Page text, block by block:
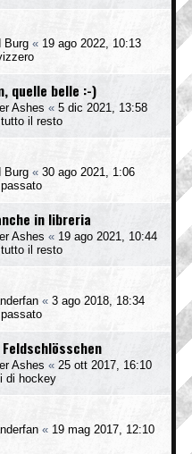
Burg « 19 ago 2022, 10:13
quelle belle :-)
Ashes « 5 dic 2021, 13:58
il resto
Burg « 30 ago 2021, 1:06
in libreria
Ashes « 19 ago 2021, 10:44
il resto
« 3 ago 2018, 18:34
Ashes « 25 ott 2017, 16:10
di hockey
« 19 mag 2017, 12:10